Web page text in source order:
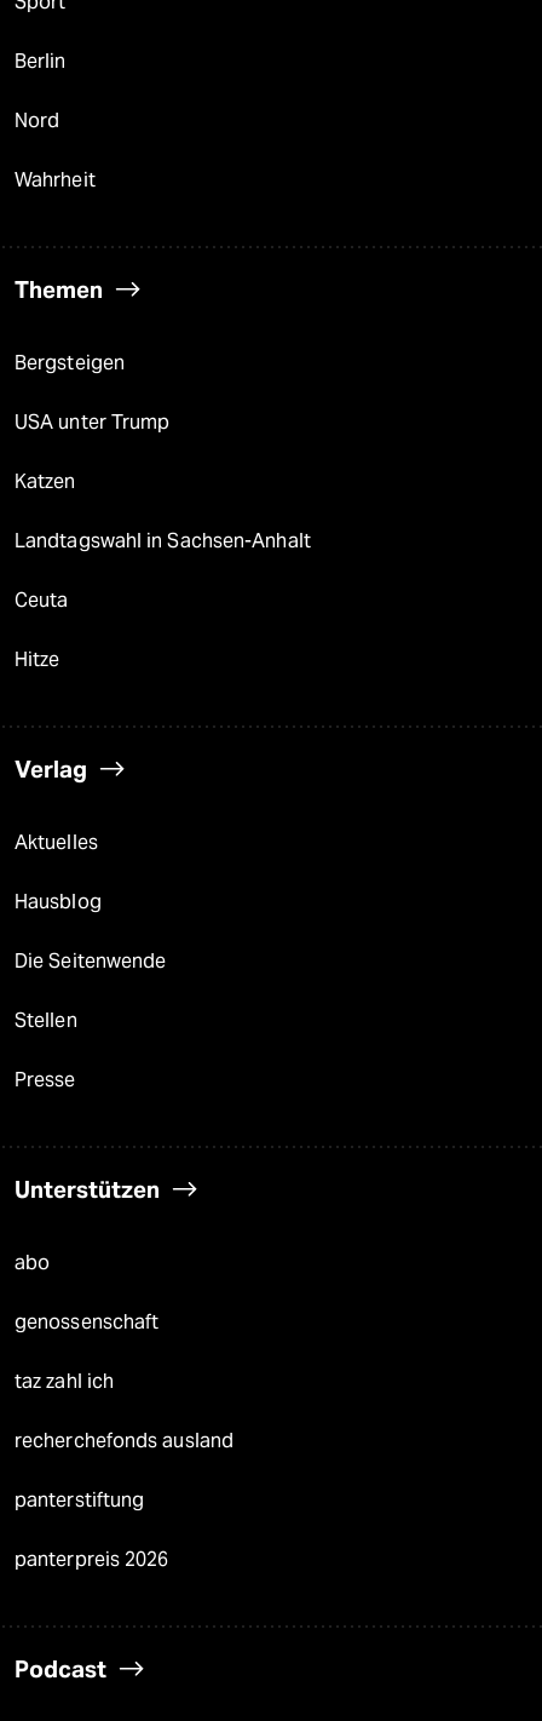
Berlin
Nord
Wahrheit
Themen
Bergsteigen
USA unter Trump
Katzen
Landtagswahl in Sachsen-Anhalt
Ceuta
Hitze
Verlag
Aktuelles
Hausblog
Die Seitenwende
Stellen
Presse
Unterstützen
abo
genossenschaft
taz zahl ich
recherchefonds ausland
panterstiftung
panterpreis 2026
Podcast